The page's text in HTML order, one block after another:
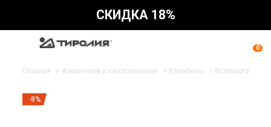
СКИДКА 18%
0
Главная Альпинизм и скалолазание Карабины
-8%